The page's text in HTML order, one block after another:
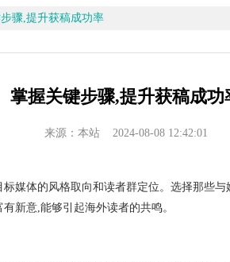
骤,提升获稿成功率
掌握关键步骤,提升获稿成功
来源：本站 2024-08-08 12:42:01
媒体的风格取向和读者群定位。选择那些
新意,能够引起海外读者的共鸣。